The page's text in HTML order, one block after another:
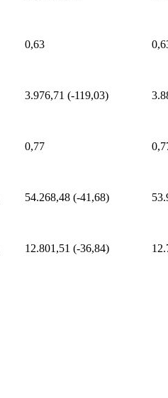
0,63
3.976,71 (-119,03)
0,77
54.268,48 (-41,68)
12.801,51 (-36,84)